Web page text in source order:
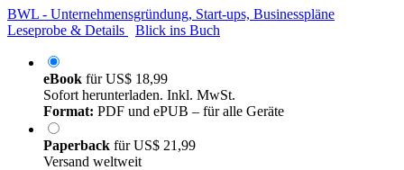
BWL - Unternehmensgründung, Start-ups, Businesspläne
Leseprobe & Details
Blick ins Buch
eBook fürUS$ 18,99
Sofort herunterladen. Inkl. MwSt.
Format: PDF und ePUB – für alle Geräte
Paperback fürUS$ 21,99
Versand weltweit